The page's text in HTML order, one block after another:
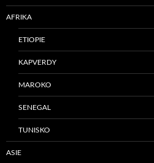
AFRIKA
ETIOPIE
KAPVERDY
MAROKO
SENEGAL
TUNISKO
ASIE